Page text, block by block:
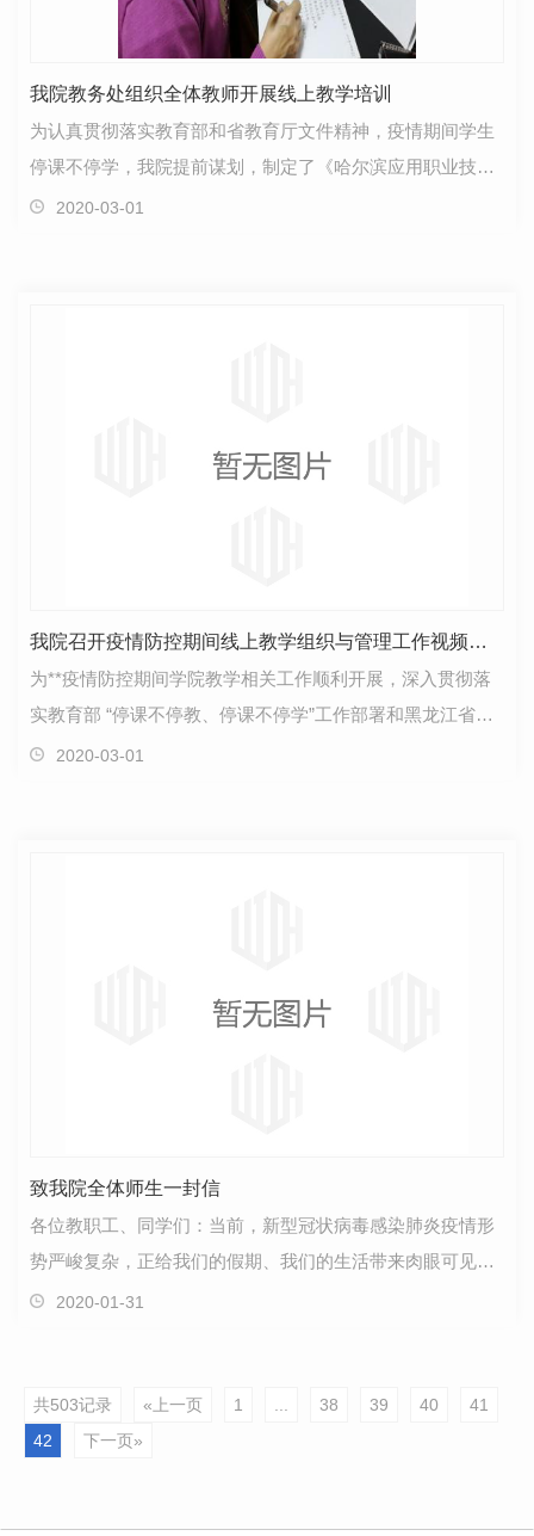
我院教务处组织全体教师开展线上教学培训
为认真贯彻落实教育部和省教育厅文件精神，疫情期间学生
停课不停学，我院提前谋划，制定了《哈尔滨应用职业技术
学院线上教学工作预案》，**“教师离校不离教，学生…
2020-03-01
我院召开疫情防控期间线上教学组织与管理工作视频会议
为**疫情防控期间学院教学相关工作顺利开展，深入贯彻落
实教育部 “停课不停教、停课不停学”工作部署和黑龙江省教
育厅《关于做好普通高等学校延迟返校期间在线教…
2020-03-01
致我院全体师生一封信
各位教职工、同学们：当前，新型冠状病毒感染肺炎疫情形
势严峻复杂，正给我们的假期、我们的生活带来肉眼可见的
危险和空前的考验。此时此刻，无论大家身处何方，学…
2020-01-31
共503记录 «上一页 1 ... 38 39 40
41
42
下一页»